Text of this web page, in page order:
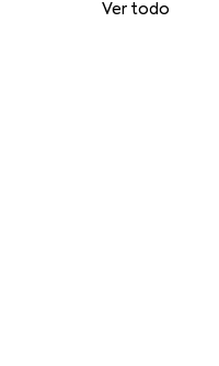
Ver todo